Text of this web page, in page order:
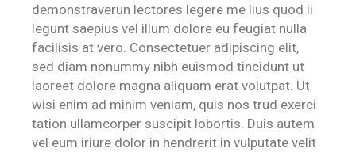
demonstraverun lectores legere me lius quod ii
legunt saepius vel illum dolore eu feugiat nulla
facilisis at vero. Consectetuer adipiscing elit,
sed diam nonummy nibh euismod tincidunt ut
laoreet dolore magna aliquam erat volutpat. Ut
wisi enim ad minim veniam, quis nos trud exerci
tation ullamcorper suscipit lobortis. Duis autem
vel eum iriure dolor in hendrerit in vulputate velit